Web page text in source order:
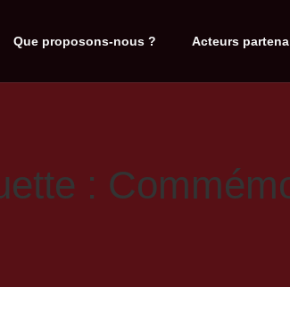
Que proposons-nous ? Acteurs
: